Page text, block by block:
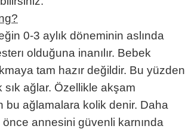
0-3 aylık döneminin aslında
olduğuna inanılır. Bebek
tam hazır değildir. Bu yüzden
sık ağlar. Özellikle akşam
bu ağlamalara kolik denir. Daha
annesini güvenli karnında